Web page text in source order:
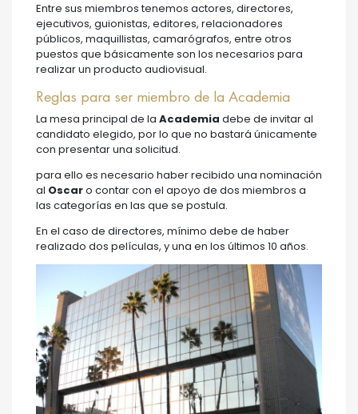
Entre sus miembros tenemos actores, directores,
ejecutivos, guionistas, editores, relacionadores
públicos, maquillistas, camarógrafos, entre otros
puestos que básicamente son los necesarios para
realizar un producto audiovisual.
Reglas para ser miembro de la Academia
La mesa principal de la Academia debe de invitar al
candidato elegido, por lo que no bastará únicamente
con presentar una solicitud.
para ello es necesario haber recibido una nominación
al Oscaro contar con el apoyo de dos miembros a
las categorías en las que se postula.
En el caso de directores, mínimo debe de haber
realizado dos películas, y una en los últimos 10 años.